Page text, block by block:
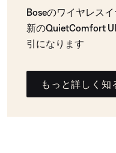
Boseのワイヤレス
新のQuietComfort
引になります
もっと詳しく知